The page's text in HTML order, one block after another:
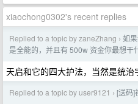
xiaochong0302's recent replies
Replied to a topic by zaneZhang › 如
是全能的，并且有 500w 资金你最想干
天启和它的四大护法，当然是统治
Replied to a topic by user9121 › [送码]